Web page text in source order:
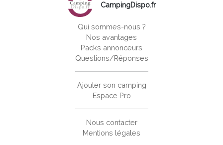
CampingDispo.fr
Qui sommes-nous ?
Nos avantages
Packs annonceurs
Questions/Réponses
Ajouter son camping
Espace Pro
Nous contacter
Mentions légales